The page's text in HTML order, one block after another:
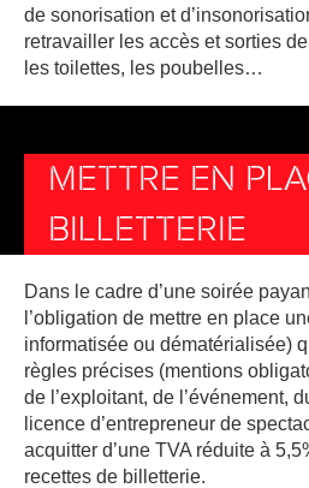
de sonorisation et
retravailler les accès et sorties
les toilettes, les poubelles…
METTRE EN
BILLETTERIE
Dans le cadre d’une soirée
l’obligation de mettre en place
informatisée ou dématérialisée)
règles précises (mentions
de l’exploitant, de l’événement,
licence d’entrepreneur de
acquitter d’une TVA réduite à
recettes de billetterie.